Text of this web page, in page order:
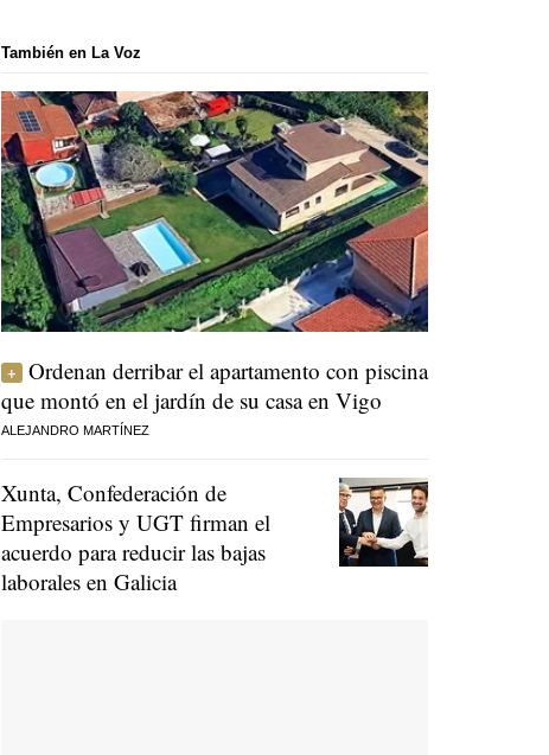
También en La Voz
Ordenan derribar el apartamento con piscina
que montó en el jardín de su casa en Vigo
ALEJANDRO MARTÍNEZ
Xunta, Confederación de
Empresarios y UGT firman el
acuerdo para reducir las bajas
laborales en Galicia